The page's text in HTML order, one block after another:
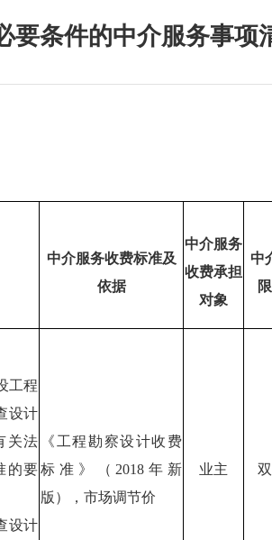
要条件的中介服务事项
中介服务收费标准及
依据
中介服务
收费承担
对象
中
工程
设计
关法
的要
设计
《工程勘察设计收费
标准》（2018年新
版），市场调节价
业主